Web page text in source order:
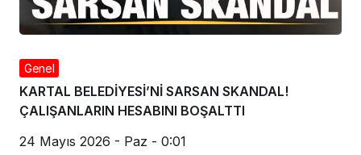
Genel
KARTAL BELEDİYESİ’Nİ SARSAN SKANDAL!
ÇALIŞANLARIN HESABINI BOŞALTTI
24 Mayıs 2026 - Paz - 0:01